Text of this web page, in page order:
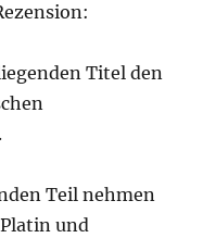
Titel den
Teil nehmen
und